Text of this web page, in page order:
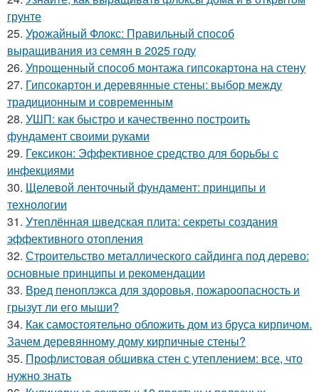
грунте
25. Урожайный Флокс: Правильный способ
выращивания из семян в 2025 году
26. Упрощенный способ монтажа гипсокартона на стену
27. Гипсокартон и деревянные стены: выбор между
традиционным и современным
28. УШП: как быстро и качественно построить
фундамент своими руками
29. Гексикон: Эффективное средство для борьбы с
инфекциями
30. Щелевой ленточный фундамент: принципы и
технологии
31. Утеплённая шведская плита: секреты создания
эффективного отопления
32. Строительство металлического сайдинга под дерево:
основные принципы и рекомендации
33. Вред пеноплэкса для здоровья, пожароопасность и
грызут ли его мыши?
34. Как самостоятельно обложить дом из бруса кирпичом.
Зачем деревянному дому кирпичные стены?
35. Профлистовая обшивка стен с утеплением: все, что
нужно знать